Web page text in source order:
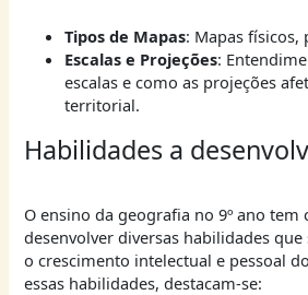
Tipos de Mapas: Mapas físicos,
Escalas e Projeções:
escalas e como as projeções
territorial.
Habilidades a
O ensino da geografia no 9º ano tem
desenvolver diversas habilidades que
o crescimento intelectual e pessoal
essas habilidades, destacam-se: